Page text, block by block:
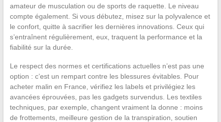
amateur de musculation ou de sports de raquette. Le niveau
compte également. Si vous débutez, misez sur la polyvalence et
le confort, quitte à sacrifier les dernières innovations. Ceux qui
s’entraînent régulièrement, eux, traquent la performance et la
fiabilité sur la durée.
Le respect des normes et certifications actuelles n’est pas une
option : c’est un rempart contre les blessures évitables. Pour
acheter malin en France, vérifiez les labels et privilégiez les
avancées éprouvées, pas les gadgets survendus. Les textiles
techniques, par exemple, changent vraiment la donne : moins
de frottements, meilleure gestion de la transpiration, soutien